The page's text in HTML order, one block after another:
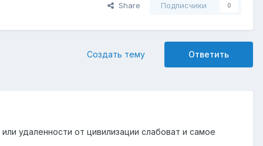
Share Подписчики 0
Ответить
Создать тему
удаленности от цивилизации слабоват и самое